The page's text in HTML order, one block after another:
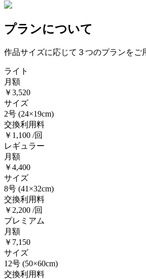
プランについて
作品サイズに応じて３つのプランをご
ライト
月額
￥3,520
サイズ
2号 (24×19cm)
交換利用料
￥1,100 /回
レギュラー
月額
￥4,400
サイズ
8号 (41×32cm)
交換利用料
￥2,200 /回
プレミアム
月額
￥7,150
サイズ
12号 (50×60cm)
交換利用料